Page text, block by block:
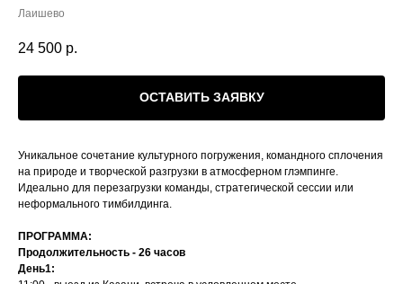
Лаишево
24 500 р.
ОСТАВИТЬ ЗАЯВКУ
Уникальное сочетание культурного погружения, командного сплочения
на природе и творческой разгрузки в атмосферном глэмпинге.
Идеально для перезагрузки команды, стратегической сессии или
неформального тимбилдинга.
ПРОГРАММА:
Продолжительность - 26 часов
День1: